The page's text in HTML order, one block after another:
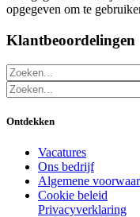
opgegeven om te
Klantbeoordelingen
Ontdekken
Vacatures
Ons bedrijf
Algemene
Cookie beleid
Privacyverklaring